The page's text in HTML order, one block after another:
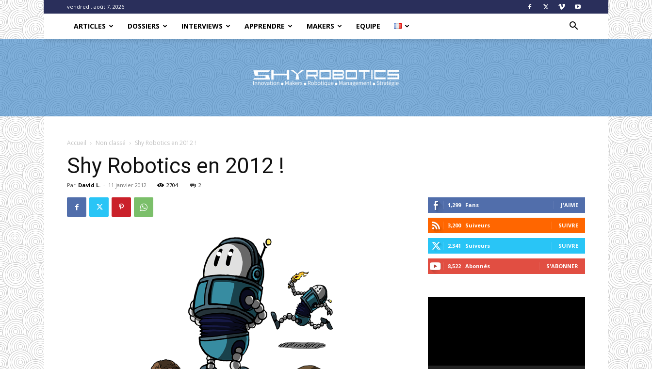
vendredi, août 7, 2026
ARTICLES DOSSIERS INTERVIEWS APPRENDRE MAKERS EQUIPE
Accueil Non classé Shy Robotics en 2012 !
Shy Robotics en 2012 !
Par David L. - 11 janvier 2012 2704 2
1,299 Fans J'AIME
3,200 Suiveurs SUIVRE
2,341 Suiveurs SUIVRE
8,522 Abonnés S'ABONNER